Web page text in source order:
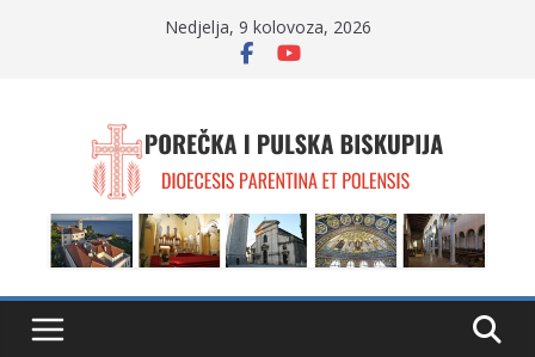
Nedjelja, 9 kolovoza, 2026